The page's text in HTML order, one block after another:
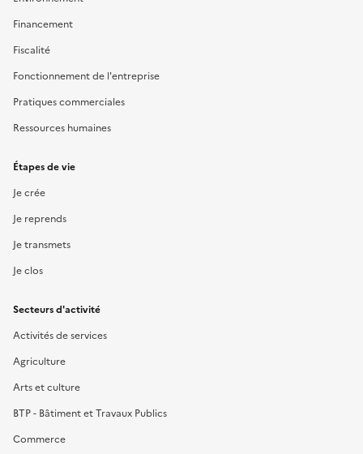
Financement
Fiscalité
Fonctionnement de l'entreprise
Pratiques commerciales
Ressources humaines
Étapes de vie
Je crée
Je reprends
Je transmets
Je clos
Secteurs d'activité
Activités de services
Agriculture
Arts et culture
BTP - Bâtiment et Travaux Publics
Commerce